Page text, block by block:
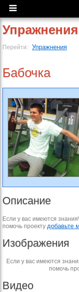
Упражнения
Перейти: Упражнения
Бабочка
Описание
Если у вас имеются
помочь проекту добавьте
Изображения
Если у вас имеются
помочь
Видео